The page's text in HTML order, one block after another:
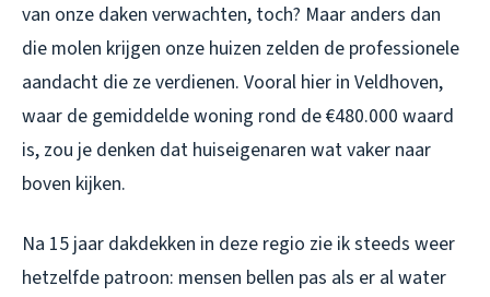
van onze daken verwachten, toch? Maar anders dan
die molen krijgen onze huizen zelden de professionele
aandacht die ze verdienen. Vooral hier in Veldhoven,
waar de gemiddelde woning rond de €480.000 waard
is, zou je denken dat huiseigenaren wat vaker naar
boven kijken.
Na 15 jaar dakdekken in deze regio zie ik steeds weer
hetzelfde patroon: mensen bellen pas als er al water